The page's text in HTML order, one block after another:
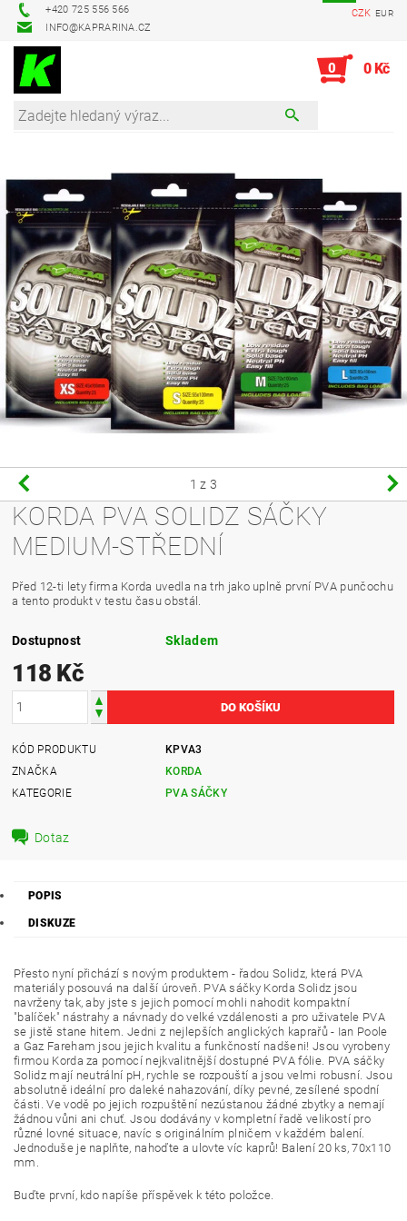
+420 725 556 566
INFO@KAPRARINA.CZ
CZK EUR
0 0 Kč
1 z 3
KORDA PVA SOLIDZ SÁČKY
MEDIUM-STŘEDNÍ
Před 12-ti lety firma Korda uvedla na trh jako uplně první PVA punčochu
a tento produkt v testu času obstál.
Dostupnost Skladem
118 Kč
KÓD PRODUKTU
KPVA3
ZNAČKA
KORDA
KATEGORIE
PVA SÁČKY
Dotaz
POPIS
DISKUZE
Přesto nyní přichází s novým produktem - řadou Solidz, která PVA
materiály posouvá na další úroveň. PVA sáčky Korda Solidz jsou
navrženy tak, aby jste s jejich pomocí mohli nahodit kompaktní
"balíček" nástrahy a návnady do velké vzdálenosti a pro uživatele PVA
se jistě stane hitem. Jedni z nejlepších anglických kaprařů - Ian Poole
a Gaz Fareham jsou jejich kvalitu a funkčností nadšeni! Jsou vyrobeny
firmou Korda za pomocí nejkvalitnější dostupné PVA fólie. PVA sáčky
Solidz mají neutrální pH, rychle se rozpouští a jsou velmi robusní. Jsou
absolutně ideální pro daleké nahazování, díky pevné, zesílené spodní
části. Ve vodě po jejich rozpuštění nezústanou žádné zbytky a nemají
žádnou vůni ani chuť. Jsou dodávány v kompletní řadě velikostí pro
různé lovné situace, navíc s originálním plničem v každém balení.
Jednoduše je naplňte, nahoďte a ulovte víc kaprů! Balení 20 ks, 70x110
mm.
Buďte první, kdo napíše příspěvek k této položce.